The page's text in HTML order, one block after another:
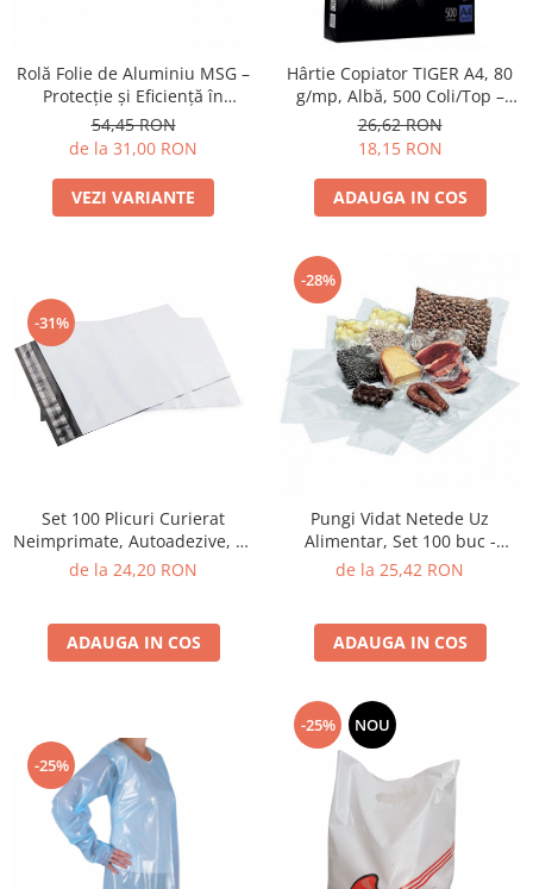
Rolă Folie de Aluminiu MSG –
Protecție și Eficiență în
Bucătărie
54,45 RON
de la 31,00 RON
VEZI VARIANTE
Hârtie Copiator TIGER A4, 80
g/mp, Albă, 500 Coli/Top –
Ideală pentru Imprimante
Laser și Inkjet
26,62 RON
18,15 RON
ADAUGA IN COS
-31%
Set 100 Plicuri Curierat
Neimprimate, Autoadezive, PE
Opac
de la 24,20 RON
ADAUGA IN COS
-28%
Pungi Vidat Netede Uz
Alimentar, Set 100 buc -
Diverse Mărimi
de la 25,42 RON
ADAUGA IN COS
-25%
-25% NOU